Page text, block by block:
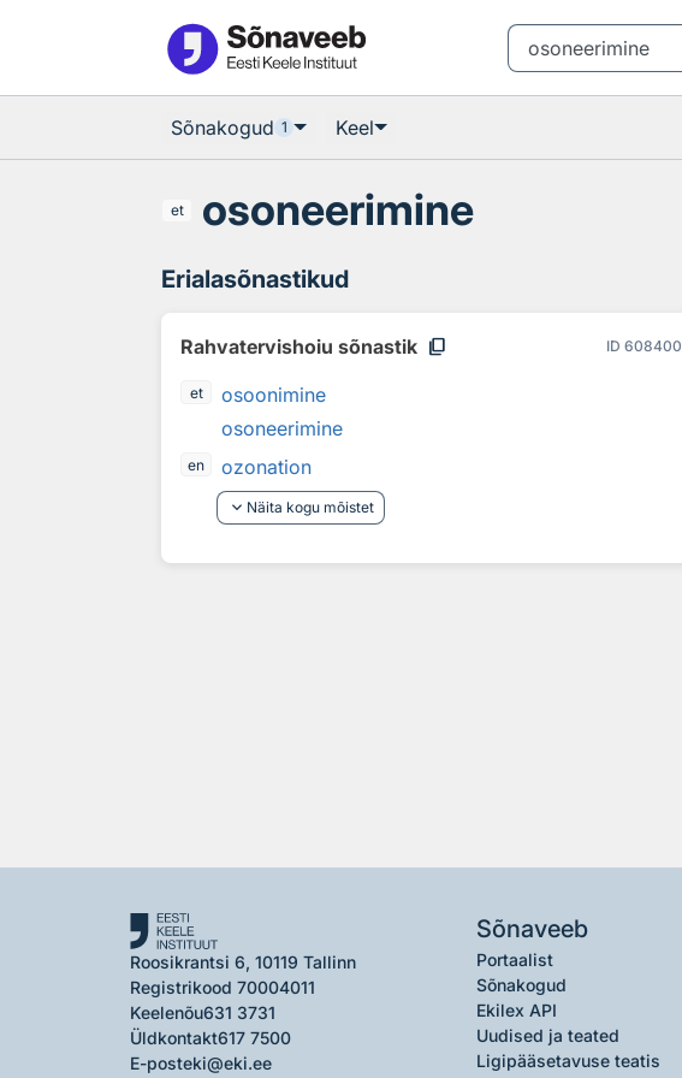
Sõnakogud 1 Keel
et osoneerimine
Erialasõnastikud
Rahvatervishoiu sõnastik content_copy ID 608400
et
osoonimine
osoneerimine
en
ozonation
keyboard_arrow_down Näita kogu mõistet
Roosikrantsi 6, 10119 Tallinn
Registrikood 70004011
Keelenõu631 3731
Üldkontakt617 7500
E-posteki@eki.ee
Sõnaveeb
Portaalist
Sõnakogud
Ekilex API
Uudised ja teated
Ligipääsetavuse teatis